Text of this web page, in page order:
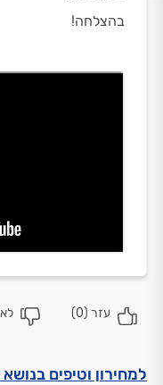
בהצלחה!
0
)
למחירון וטיפים